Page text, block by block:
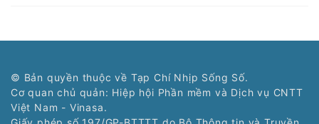
© Bản quyền thuộc về Tạp Chí Nhịp Sống Số.
Cơ quan chủ quản: Hiệp hội Phần mềm và Dịch vụ CNTT
Việt Nam - Vinasa.